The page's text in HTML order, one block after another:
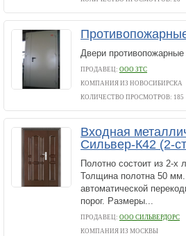
Двери противопожарные
ПРОДАВЕЦ: ООО ЗТС
КОМПАНИЯ ИЗ НОВОСИБИРСКА
КОЛИЧЕСТВО ПРОСМОТРОВ: 185
Входная
Сильвер-К42 (2-
Полотно состоит из 2-
Толщина полотна 50
автоматической
порог. Размеры...
ПРОДАВЕЦ: ООО СИЛЬВЕРДОРС
КОМПАНИЯ ИЗ МОСКВЫ